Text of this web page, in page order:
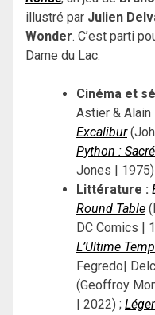
illustré par Julien
Wonder. C’est parti
Dame du Lac.
Cinéma et
Astier &
Excalibur
Python :
Jones | 1975)
Littérature :
Round Table
DC Comics |
L’Ultime
Fegredo|
(Geoffroy
| 2022) ;